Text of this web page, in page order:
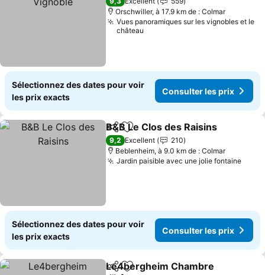
Orschwiller, à 17.9 km de : Colmar
Vues panoramiques sur les vignobles et le
château
Sélectionnez des dates pour voir
les prix exacts
Consulter les prix
PartagerAjouter à mes favoris
B&B Le Clos des Raisins
9,2 Excellent
210
Beblenheim, à 9.0 km de : Colmar
Jardin paisible avec une jolie fontaine
Sélectionnez des dates pour voir
les prix exacts
Consulter les prix
PartagerAjouter à mes favoris
Le4bergheim Chambre